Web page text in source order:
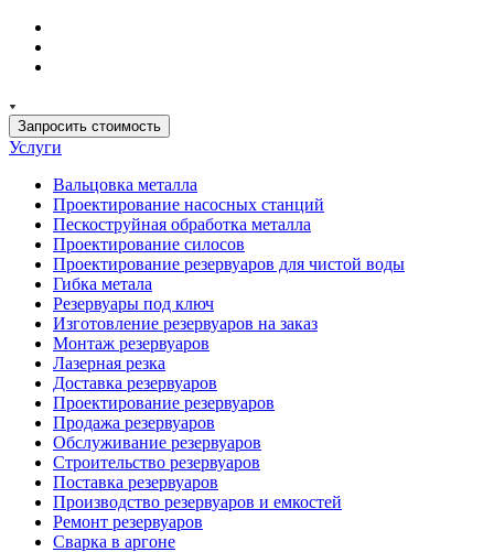
Запросить стоимость
Услуги
Вальцовка металла
Проектирование насосных станций
Пескоструйная обработка металла
Проектирование силосов
Проектирование резервуаров для чистой воды
Гибка метала
Резервуары под ключ
Изготовление резервуаров на заказ
Монтаж резервуаров
Лазерная резка
Доставка резервуаров
Проектирование резервуаров
Продажа резервуаров
Обслуживание резервуаров
Cтроительство резервуаров
Поставка резервуаров
Производство резервуаров и емкостей
Ремонт резервуаров
Сварка в аргоне